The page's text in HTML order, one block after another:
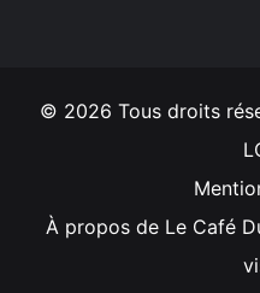
© 2026 Tous droits
À propos de Le Café